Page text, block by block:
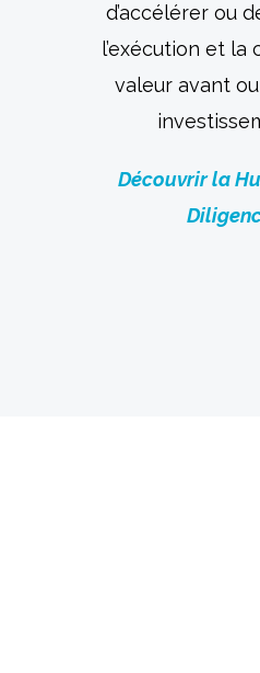
d’accélérer ou
l’exécution et la
valeur avant
Découvrir la